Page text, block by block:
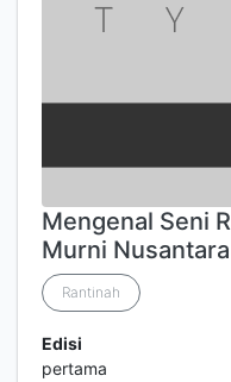
Mengenal Seni
Murni Nusantara
Rantinah
Edisi
pertama